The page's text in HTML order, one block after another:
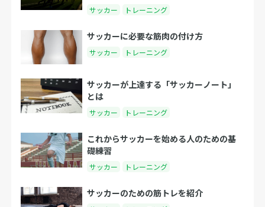
サッカー トレーニング
サッカーに必要な筋肉の付け方
サッカー トレーニング
サッカーが上達する「サッカーノート」
とは
サッカー トレーニング
これからサッカーを始める人のための基
礎練習
サッカー トレーニング
サッカーのための筋トレを紹介